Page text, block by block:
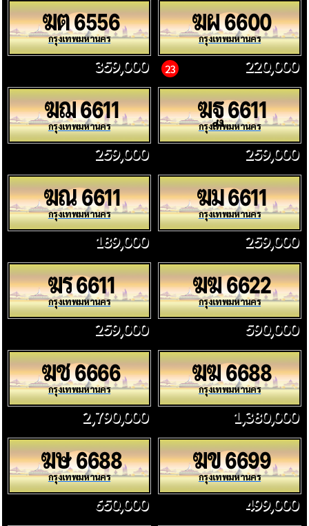
ฆต6556
กรุงเทพมหานคร
359,000
ฆผ6600
กรุงเทพมหานคร
23 220,000
ฆฌ6611
กรุงเทพมหานคร
259,000
ฆฐ6611
กรุงเทพมหานคร
259,000
ฆณ6611
กรุงเทพมหานคร
189,000
ฆม6611
กรุงเทพมหานคร
259,000
ฆร6611
กรุงเทพมหานคร
259,000
ฆฆ6622
กรุงเทพมหานคร
590,000
ฆช6666
กรุงเทพมหานคร
2,790,000
ฆฆ6688
กรุงเทพมหานคร
1,380,000
ฆษ6688
กรุงเทพมหานคร
650,000
ฆข6699
กรุงเทพมหานคร
499,000